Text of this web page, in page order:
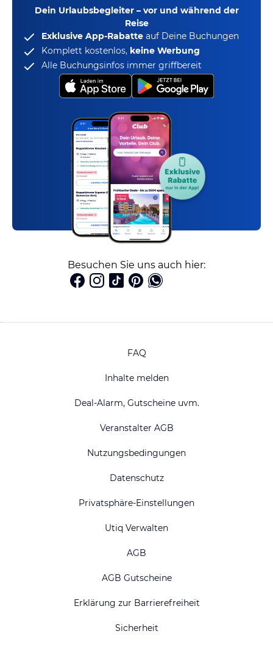
Dein Urlaubsbegleiter – vor und während der
Reise
Exklusive App-Rabatte auf Deine Buchungen
Komplett kostenlos, keine Werbung
Alle Buchungsinfos immer griffbereit
Besuchen Sie uns auch hier:
FAQ
Inhalte melden
Deal-Alarm, Gutscheine uvm.
Veranstalter AGB
Nutzungsbedingungen
Datenschutz
Privatsphäre-Einstellungen
Utiq Verwalten
AGB
AGB Gutscheine
Erklärung zur Barrierefreiheit
Sicherheit